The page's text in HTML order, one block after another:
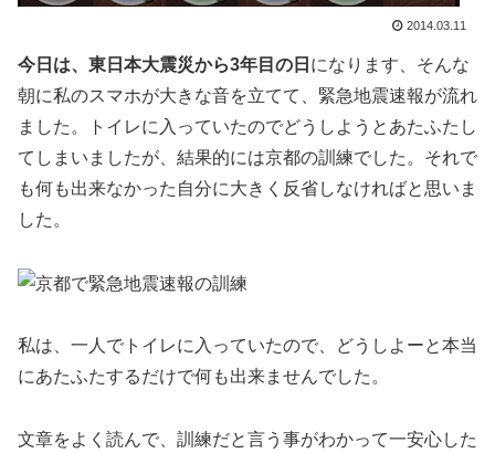
2014.03.11
今日は、東日本大震災から3年目の日 になります、そんな
朝に私のスマホが大きな音を立てて、緊急地震速報が流れ
ました。トイレに入っていたのでどうしようとあたふたし
てしまいましたが、結果的には京都の訓練でした。それで
も何も出来なかった自分に大きく反省しなければと思いま
した。
私は、一人でトイレに入っていたので、どうしよーと本当
にあたふたするだけで何も出来ませんでした。
文章をよく読んで、訓練だと言う事がわかって一安心した